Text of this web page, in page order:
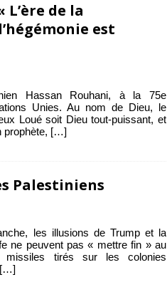
L’ère de la
est
Hassan Rouhani, à la 75e
Unies. Au nom de Dieu, le
Loué soit Dieu tout-puissant, et
prophète, […]
Palestiniens
les illusions de Trump et la
ne peuvent pas « mettre fin » au
missiles tirés sur les colonies
[…]